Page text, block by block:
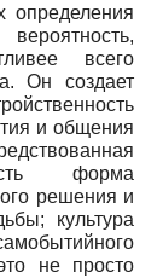
определения
всего
Он создает
и общения
форма
решения и
культура
не просто